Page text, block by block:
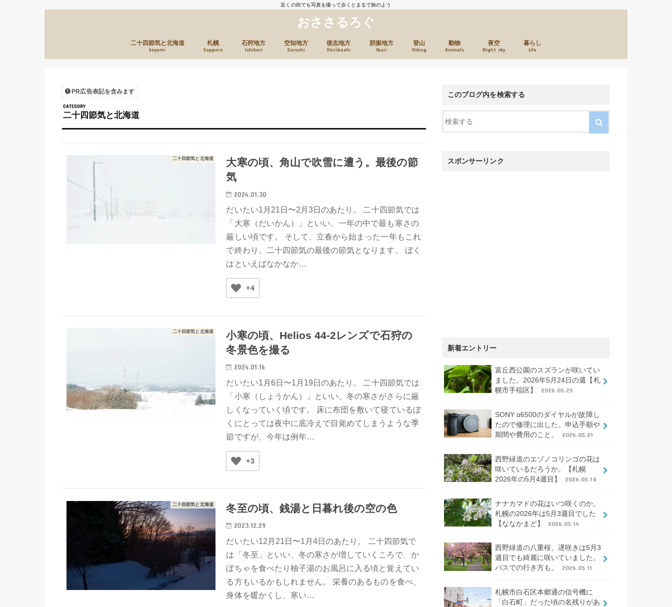
近くの街でも写真を撮って歩くとまるで旅のよう
おささるろぐ
二十四節気と北海道
koyomi
札幌
Sapporo
石狩地方
Ishikari
空知地方
Sorachi
後志地方
Shiribeshi
胆振地方
Iburi
登山
Hiking
動物
Animals
夜空
Night sky
暮らし
Life
PR広告表記を含みます
二十四節気と北海道
二十四節気と北海道
大寒の頃、角山で吹雪に遭う。最後の節
気
2024.01.30
だいたい1月21日〜2月3日のあたり。 二十四節気では
「大寒（だいかん）」といい、一年の中で最も寒さの
厳しい頃です。 そして、立春から始まった一年もこれ
で終わり。二十四節気の最後の節気となります。 ぼく
はといえばなかなか…
+4
二十四節気と北海道
小寒の頃、Helios 44-2レンズで石狩の
冬景色を撮る
2024.01.16
だいたい1月6日〜1月19日のあたり。 二十四節気では
「小寒（しょうかん）」といい、冬の寒さがさらに厳
しくなっていく頃です。 床に布団を敷いて寝ているぼ
くにとっては夜中に底冷えで目覚めてしまうような季
節ですが、今年は例年…
+3
二十四節気と北海道 冬至の頃、銭湯と日暮れ後の空の色
2023.12.29
だいたい12月21日〜1月4日のあたり。 二十四節気で
は「冬至」といい、冬の寒さが増していくころで、か
ぼちゃを食べたり柚子湯のお風呂に入る頃と覚えてい
る方もいるかもしれません。 栄養のあるものを食べ、
身体を暖かくし、寒い…
このブログ内を検索する
スポンサーリンク
新着エントリー
富丘西公園のスズランが咲いてい
ました。2026年5月24日の週【札
幌市手稲区】
2026.05.25
SONY α6500のダイヤルが故障し
たので修理に出した。申込手順や
期間や費用のこと。
2026.05.21
西野緑道のエゾノコリンゴの花は
咲いているだろうか。【札幌
2026年の5月4週目】
2026.05.18
ナナカマドの花はいつ咲くのか。
札幌の2026年は5月3週目でした
【ななかまど】
2026.05.14
西野緑道の八重桜、遅咲きは5月3
週目でも綺麗に咲いていました。
バスでの行き方も。
2026.05.11
札幌市白石区本郷通の信号機に
「白石町」だった頃の名残りがあ